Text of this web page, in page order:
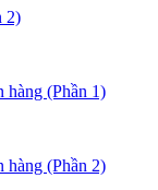
2)
hàng (Phần 1)
hàng (Phần 2)